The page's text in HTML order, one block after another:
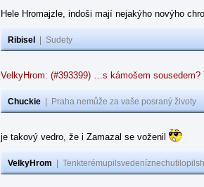
Hele Hromajzle, indoši mají nejakýho novýho
Ribisel Sudety
VelkyHrom: (#393399) …s kámošem
Chuckie Praha nemůže za vaše posraný životy
je takový vedro, že i Zamazal se voženil
VelkyHrom